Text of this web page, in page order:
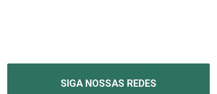
SIGA NOSSAS REDES